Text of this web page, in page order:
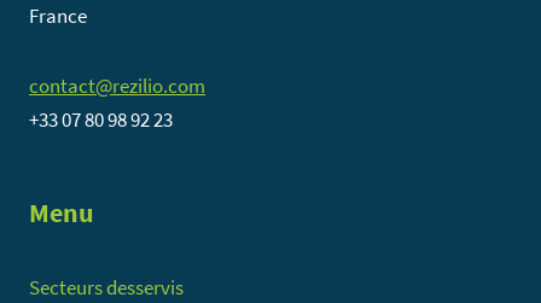
France
contact@rezilio.com
+33 07 80 98 92 23
Menu
Secteurs desservis